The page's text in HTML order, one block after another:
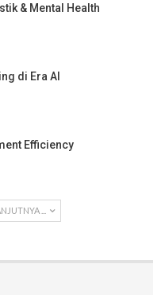
& Mental Health
di Era AI
Efficiency
...